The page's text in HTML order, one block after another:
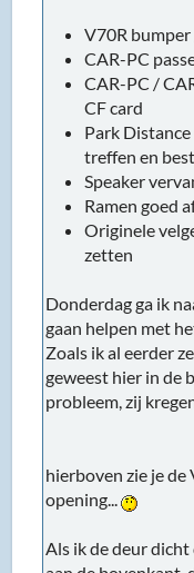
V70R
CAR-PC
CAR-PC /
CF card
Park
treffen en
Speaker
Ramen goed
Originele
zetten
Donderdag ga ik
gaan helpen met
Zoals ik al eerder
geweest hier in de
probleem, zij
hierboven zie je
opening...
Als ik de deur